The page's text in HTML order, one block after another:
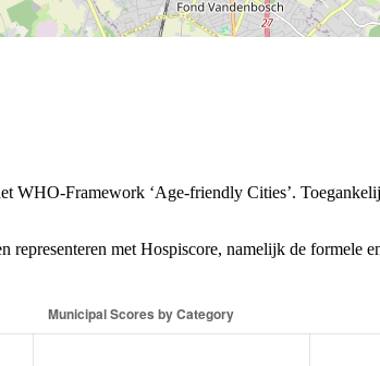
WHO-Framework ‘Age-friendly Cities’.
met Hospiscore, namelijk de formele